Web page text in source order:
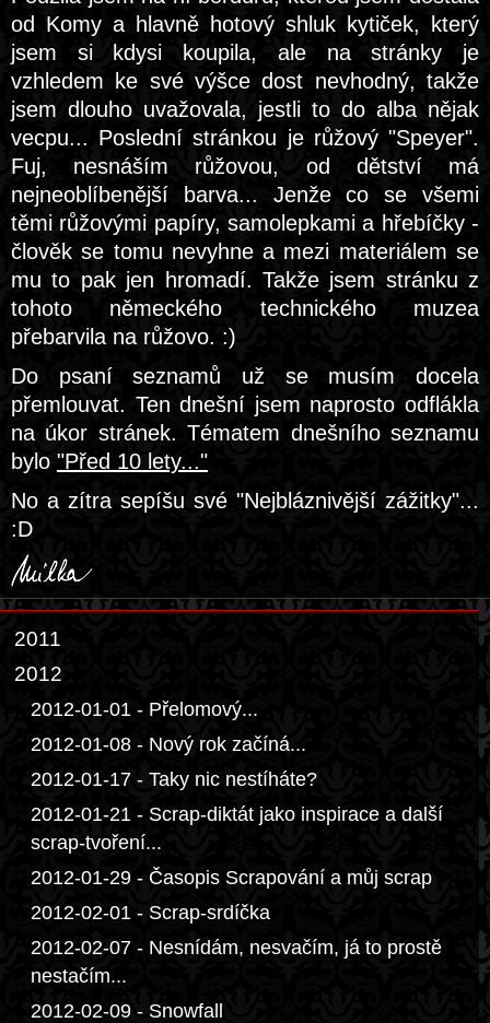
od Komy a hlavně hotový shluk kytiček, který
jsem si kdysi koupila, ale na stránky je
vzhledem ke své výšce dost nevhodný, takže
jsem dlouho uvažovala, jestli to do alba nějak
vecpu... Poslední stránkou je růžový "Speyer".
Fuj, nesnáším růžovou, od dětství má
nejneoblíbenější barva... Jenže co se všemi
těmi růžovými papíry, samolepkami a hřebíčky -
člověk se tomu nevyhne a mezi materiálem se
mu to pak jen hromadí. Takže jsem stránku z
tohoto německého technického muzea
přebarvila na růžovo. :)
Do psaní seznamů už se musím docela
přemlouvat. Ten dnešní jsem naprosto odflákla
na úkor stránek. Tématem dnešního seznamu
bylo "Před 10 lety..."
No a zítra sepíšu své "Nejbláznivější zážitky"...
:D
2011
2012
2012-01-01 - Přelomový...
2012-01-08 - Nový rok začíná...
2012-01-17 - Taky nic nestíháte?
2012-01-21 - Scrap-diktát jako inspirace a další
scrap-tvoření...
2012-01-29 - Časopis Scrapování a můj scrap
2012-02-01 - Scrap-srdíčka
2012-02-07 - Nesnídám, nesvačím, já to prostě
nestačím...
2012-02-09 - Snowfall